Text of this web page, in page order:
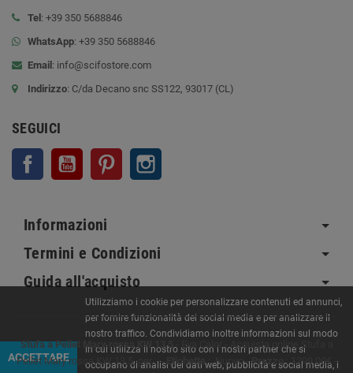
Tel: +39 350 5688846
WhatsApp: +39 350 5688846
Email: info@scifostore.com
Indirizzo: C/da Decano snc SS122, 93017 (CL)
SEGUICI
Facebook YouTube Pinterest
Informazioni
Termini e Condizioni
Guida all'acquisto
Stufa a Pellet Mary rossa KW 13,5- Eva Calor -Acquista online Stufa a
Pellet Mary rossa KW 13,5, per...- Etichetta: Nuovo -Prezzo :1299.00€
ACCETTARE
Utilizziamo i cookie per personalizzare contenuti ed annunci,
per fornire funzionalità dei social media e per analizzare il
nostro traffico. Condividiamo inoltre informazioni sul modo
in cui utilizza il nostro sito con i nostri partner che si
occupano di analisi dei dati web, pubblicità e social media, i